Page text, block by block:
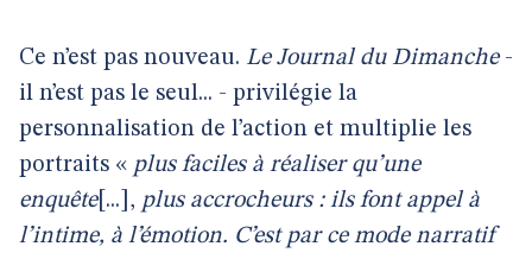
Ce n’est pas nouveau. Le Journal du Dimanche-
il n’est pas le seul... - privilégie la
personnalisation de l’action et multiplie les
portraits « plus faciles à réaliser qu’une
enquête[...], plus accrocheurs : ils font appel à
l’intime, à l’émotion. C’est par ce mode narratif